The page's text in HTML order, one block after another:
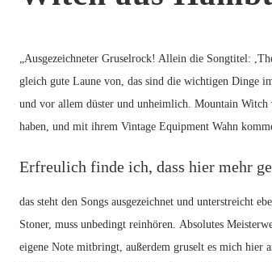
„Ausgezeichneter Gruselrock! Allein die Songtitel:
gleich gute Laune von, das sind die wichtigen Dinge
und vor allem düster und unheimlich. Mountain Witch
haben, und mit ihrem Vintage Equipment Wahn
Erfreulich finde ich, dass hier mehr
das steht den Songs ausgezeichnet und unterstreicht
Stoner, muss unbedingt reinhören. Absolutes
eigene Note mitbringt, außerdem gruselt es mich hier